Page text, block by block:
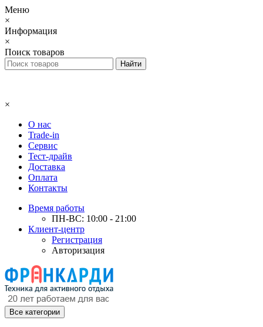
Меню
×
Информация
×
Поиск товаров
×
О нас
Trade-in
Сервис
Тест-драйв
Доставка
Оплата
Контакты
Время работы
ПН-ВС: 10:00 - 21:00
Клиент-центр
Регистрация
Авторизация
Все категории